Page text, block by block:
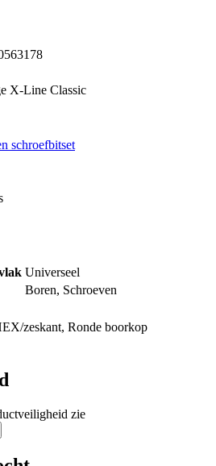
X-Line Classic
schroefbitset
Universeel
Boren, Schroeven
zeskant, Ronde boorkop
zie